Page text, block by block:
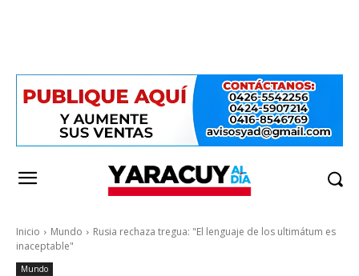
Inicio Mundo
Rusia rechaza tregua: "El lenguaje de los ultimátum es
inaceptable"
Mundo